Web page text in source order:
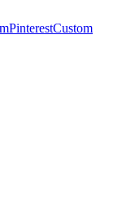
PinterestCustom